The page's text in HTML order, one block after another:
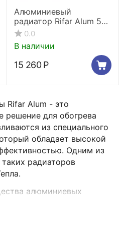
Rifar Alum - это
решение для обогрева
из специального
обладает высокой
Одним из
радиаторов
алюминиевых
Алюминиевый
радиатор Rifar Alum 500
14 секций
0.0
В наличии
15 260 Р